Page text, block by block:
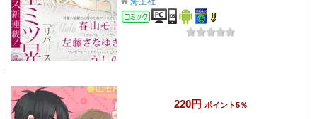
コミック
220円 ポイント5％